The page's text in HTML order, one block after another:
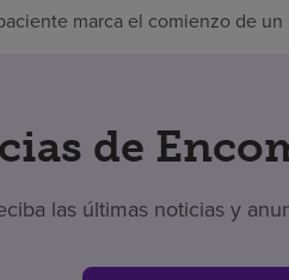
marca el comienzo de
de
las últimas noticias y